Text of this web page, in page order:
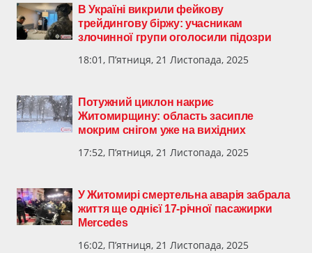
В Україні викрили фейкову
трейдингову біржу: учасникам
злочинної групи оголосили підозри
18:01, П’ятниця, 21 Листопада, 2025
Потужний циклон накриє
Житомирщину: область засипле
мокрим снігом уже на вихідних
17:52, П’ятниця, 21 Листопада, 2025
У Житомирі смертельна аварія забрала
життя ще однієї 17-річної пасажирки
Mercedes
16:02, П’ятниця, 21 Листопада, 2025